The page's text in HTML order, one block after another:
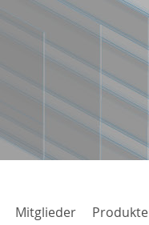
Mitglieder Produkte